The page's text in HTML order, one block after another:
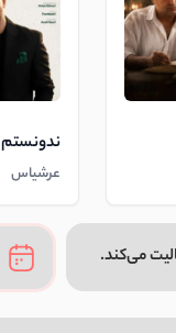
ندونستم
عرشیاس
می‌کند.